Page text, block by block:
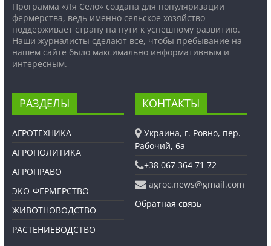
Программа «Ля Село» создана для популяризации
фермерства, ведь именно сельское хозяйство
поддерживает страну на пути к успешному развитию.
Наши журналисты сделают все, чтобы пребывание на
нашем сайте было максимально информативным и
интересным.
РАЗДЕЛЫ
АГРОТЕХНИКА
АГРОПОЛИТИКА
АГРОПРАВО
ЭКО-ФЕРМЕРСТВО
ЖИВОТНОВОДСТВО
РАСТЕНИЕВОДСТВО
КОНТАКТЫ
Украина, г. Ровно, пер.
Рабочий, 6а
+38 067 364 71 72
agroc.news@gmail.com
Обратная связь